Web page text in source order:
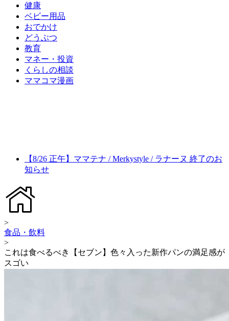
健康
ベビー用品
おでかけ
どうぶつ
教育
マネー・投資
くらしの相談
ママコマ漫画
【8/26 正午】ママテナ / Merkystyle / ラナーヌ 終了のお
知らせ
>
食品・飲料
>
これは食べるべき【セブン】色々入った新作パンの満足感が
スゴい